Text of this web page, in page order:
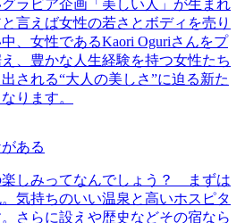
ラビア企画「美しい人」が生まれ
言えば女性の若さとボディを売り
、女性であるKaori Oguriさんをプ
、豊かな人生経験を持つ女性たち
される“大人の美しさ”に迫る新た
ります。
ある
しみってなんでしょう？ まずは
気持ちのいい温泉と高いホスピタ
さらに設えや歴史などその宿なら